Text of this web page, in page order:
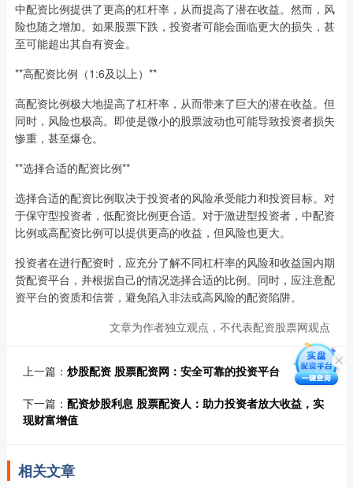
中配资比例提供了更高的杠杆率，从而提高了潜在收益。然而，风
险也随之增加。如果股票下跌，投资者可能会面临更大的损失，甚
至可能超出其自有资金。
**高配资比例（1:6及以上）**
高配资比例极大地提高了杠杆率，从而带来了巨大的潜在收益。但
同时，风险也极高。即使是微小的股票波动也可能导致投资者损失
惨重，甚至爆仓。
**选择合适的配资比例**
选择合适的配资比例取决于投资者的风险承受能力和投资目标。对
于保守型投资者，低配资比例更合适。对于激进型投资者，中配资
比例或高配资比例可以提供更高的收益，但风险也更大。
投资者在进行配资时，应充分了解不同杠杆率的风险和收益国内期
货配资平台，并根据自己的情况选择合适的比例。同时，应注意配
资平台的资质和信誉，避免陷入非法或高风险的配资陷阱。
文章为作者独立观点，不代表配资股票网观点
上一篇： 炒股配资 股票配资网：安全可靠的投资平台
下一篇： 配资炒股利息 股票配资人：助力投资者放大收益，实
现财富增值
相关文章